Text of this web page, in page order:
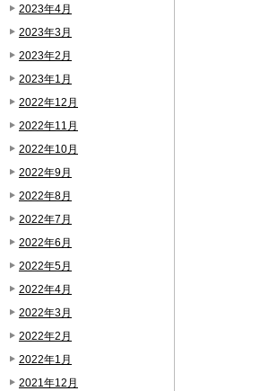
2023年4月
2023年3月
2023年2月
2023年1月
2022年12月
2022年11月
2022年10月
2022年9月
2022年8月
2022年7月
2022年6月
2022年5月
2022年4月
2022年3月
2022年2月
2022年1月
2021年12月